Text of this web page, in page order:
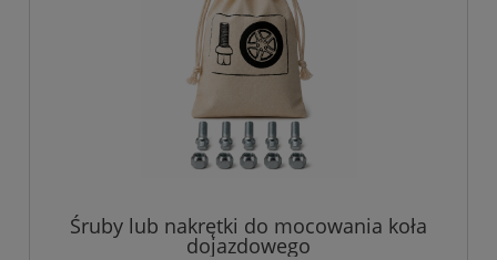
Śruby lub nakrętki do mocowania koła
dojazdowego